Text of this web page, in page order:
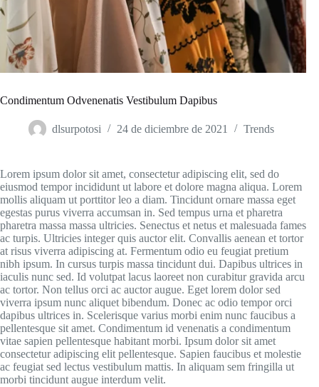
Condimentum Odvenenatis Vestibulum Dapibus
dlsurpotosi 24 de diciembre de 2021 Trends
Lorem ipsum dolor sit amet, consectetur adipiscing elit, sed do
eiusmod tempor incididunt ut labore et dolore magna aliqua. Lorem
mollis aliquam ut porttitor leo a diam. Tincidunt ornare massa eget
egestas purus viverra accumsan in. Sed tempus urna et pharetra
pharetra massa massa ultricies. Senectus et netus et malesuada fames
ac turpis. Ultricies integer quis auctor elit. Convallis aenean et tortor
at risus viverra adipiscing at. Fermentum odio eu feugiat pretium
nibh ipsum. In cursus turpis massa tincidunt dui. Dapibus ultrices in
iaculis nunc sed. Id volutpat lacus laoreet non curabitur gravida arcu
ac tortor. Non tellus orci ac auctor augue. Eget lorem dolor sed
viverra ipsum nunc aliquet bibendum. Donec ac odio tempor orci
dapibus ultrices in. Scelerisque varius morbi enim nunc faucibus a
pellentesque sit amet. Condimentum id venenatis a condimentum
vitae sapien pellentesque habitant morbi. Ipsum dolor sit amet
consectetur adipiscing elit pellentesque. Sapien faucibus et molestie
ac feugiat sed lectus vestibulum mattis. In aliquam sem fringilla ut
morbi tincidunt augue interdum velit.